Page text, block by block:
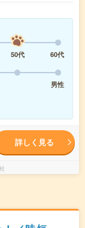
50代
60代
男性
詳しく見る